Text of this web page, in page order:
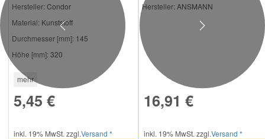
Hersteller: Condor
Material: Kunststoff
Durchmesser [mm]: 145
Höhe [mm]: 320
mehr
5,45 €
inkl. 19% MwSt. zzgl.Versand *
Hersteller: ANSMANN
16,91 €
inkl. 19% MwSt. zzgl.Versand *
Previous Next